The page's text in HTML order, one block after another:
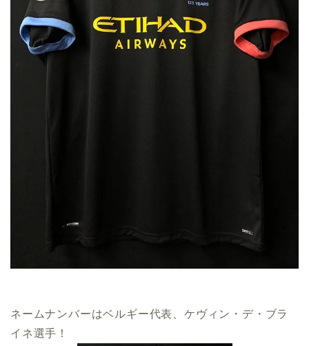
ネームナンバーはベルギー代表、ケヴィン・デ・ブラ
イネ選手！